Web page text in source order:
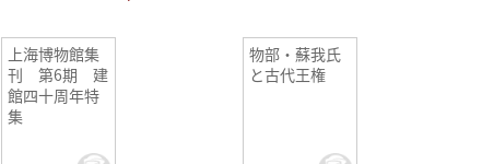
上海博物館集
刊 第6期 建
館四十周年特
集
物部・蘇我氏
と古代王権